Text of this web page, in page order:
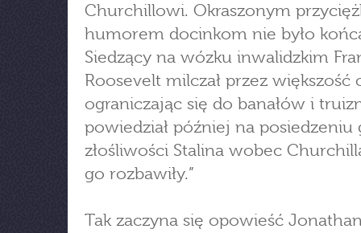
Churchillowi. Okraszonym
humorem docinkom nie było
Siedzący na wózku inwalidzkim
Roosevelt milczał przez większość
ograniczając się do banałów i
powiedział później na posiedzeniu
złośliwości Stalina wobec
go rozbawiły.”
Tak zaczyna się opowieść